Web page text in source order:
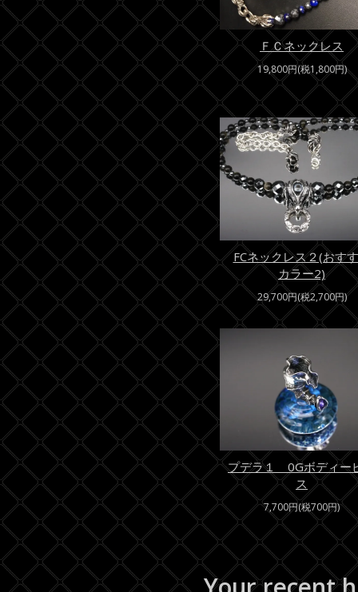
ＦＣネックレス
19,800円(税1,800円)
FCネックレス２(おす
カラー2)
29,700円(税2,700円)
プデラ１ 0Gボディー
ス
7,700円(税700円)